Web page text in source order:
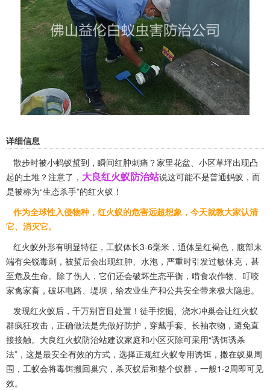
详细信息
散步时被小蚂蚁蜇到，瞬间红肿刺痛？家里花盆、小区草坪出现凸
起的土堆？注意了， 大良红火蚁防治站说这可能不是普通蚂蚁，而
是被称为“生态杀手”的红火蚁！
作为全球性入侵物种，红火蚁的危害远超想象，今天就教大家认清
它、消灭它。
红火蚁外形有明显特征，工蚁体长3-6毫米，通体呈红褐色，腹部末
端有尖锐毒刺，被蜇后会出现红肿、水泡，严重时引发过敏休克，甚
至危及生命。除了伤人，它们还会破坏生态平衡，啃食农作物、叮咬
家禽家畜，破坏电路、堤坝，给农业生产和公共安全带来极大隐患。
发现红火蚁后，千万别盲目处置！徒手挖掘、浇水冲巢会让红火蚁
群疯狂攻击，正确做法是先做好防护，穿戴手套、长袖衣物，避免直
接接触。大良红火蚁防治站建议家庭和小区灭除可采用“诱饵诱杀
法”，这是最安全有效的方式，选择正规红火蚁专用诱饵，撒在蚁巢周
围，工蚁会将毒饵搬回巢穴，杀灭蚁后和整个蚁群，一般1-2周即可见
效。